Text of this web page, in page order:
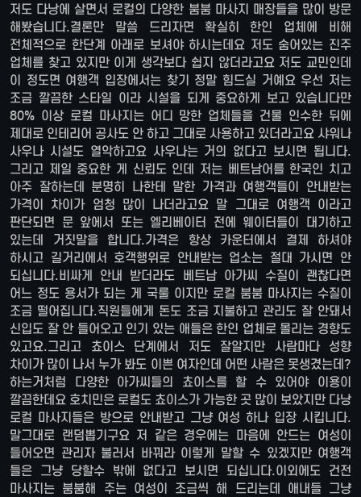
저도 다낭에 살면서 로컬의 다양한 붐붐 마사지 매장들을 많이 방문
해봤습니다.결론만 말씀 드리자면 확실히 한인 업체에 비해
전체적으로 한단계 아래로 보셔야 하시는데요 저도 숨어있는 진주
업체를 찾고 있지만 이게 생각보다 쉽지 않더라고요 저도 교민인데
이 정도면 여행객 입장에서는 찾기 정말 힘드실 거예요 우선 저는
조금 깔끔한 스타일 이라 시설을 되게 중요하게 보고 있습니다만
80% 이상 로컬 마사지는 어디 망한 업체들을 건물 인수한 뒤에
제대로 인테리어 공사도 안 하고 그대로 사용하고 있더라고요 샤워나
사우나 시설도 열악하고요 사우나는 거의 없다고 보시면 됩니다.
그리고 제일 중요한 게 신뢰도 인데 저는 베트남어를 한국인 치고
아주 잘하는데 분명히 나한테 말한 가격과 여행객들이 안내받는
가격이 차이가 엄청 많이 나더라고요 말 그대로 여행객 이라고
판단되면 문 앞에서 또는 엘리베이터 전에 웨이터들이 대기하고
있는데 거짓말을 합니다.가격은 항상 카운터에서 결제 하셔야
하시고 길거리에서 호객행위로 안내받는 업소는 절대 가시면 안
되십니다.비싸게 안내 받더라도 베트남 아가씨 수질이 괜찮다면
어느 정도 용서가 되는 게 국룰 이지만 로컬 붐붐 마사지는 수질이
조금 떨어집니다.직원들에게 돈도 조금 지불하고 관리도 잘 안돼서
신입도 잘 안 들어오고 인기 있는 애들은 한인 업체로 몰리는 경향도
있고요.그리고 쵸이스 단계에서 저도 잘알지만 사람마다 성향
차이가 많이 나서 누가 봐도 이쁜 여자인데 어떤 사람은 못생겼는데?
하는거처럼 다양한 아가씨들의 쵸이스를 할 수 있어야 이용이
깔끔한데요 호치민은 로컬도 쵸이스가 가능한 곳 많이 보았지만 다낭
로컬 마사지들은 방으로 안내받고 그냥 여성 하나 입장 시킵니다.
말그대로 랜덤뽑기구요 저 같은 경우에는 마음에 안드는 여성이
들어오면 관리자 불러서 바꿔라 이렇게 말할 수 있겠지만 여행객
들은 그냥 당할수 밖에 없다고 보시면 되십니다.이외에도 건전
마사지는 붐붐해 주는 여성이 조금씩 해 드리는데 애내들 그냥